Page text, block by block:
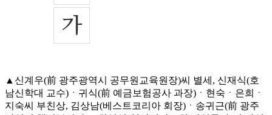
▲신계우(前 광주광역시 공무원교육원장)씨 별세, 신재식(호
남신학대 교수)ㆍ귀식(前 예금보험공사 과장)ㆍ현숙ㆍ은희ㆍ
지숙씨 부친상, 김상남(베스트코리아 회장)ㆍ송귀근(前 광주